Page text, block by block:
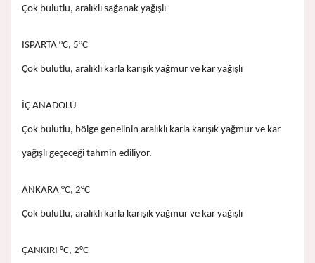
Çok bulutlu, aralıklı sağanak yağışlı
ISPARTA °C, 5°C
Çok bulutlu, aralıklı karla karışık yağmur ve kar yağışlı
İÇ ANADOLU
Çok bulutlu, bölge genelinin aralıklı karla karışık yağmur ve kar
yağışlı geçeceği tahmin ediliyor.
ANKARA °C, 2°C
Çok bulutlu, aralıklı karla karışık yağmur ve kar yağışlı
ÇANKIRI °C, 2°C